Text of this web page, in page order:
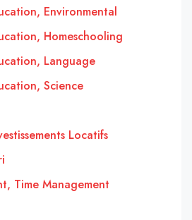
Environmental
Homeschooling
Language
Science
Locatifs
Time Management